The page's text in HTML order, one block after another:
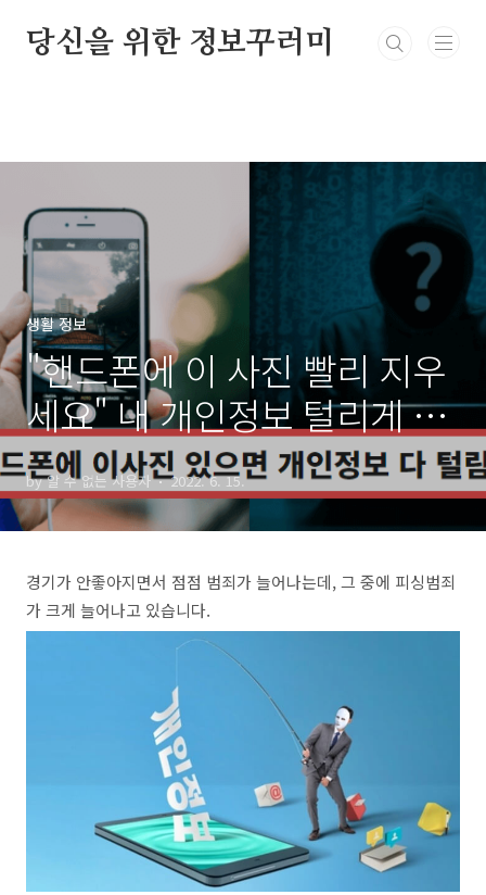
당신을 위한 정보꾸러미
생활 정보
"핸드폰에 이 사진 빨리 지우
세요" 내 개인정보 털리게 하
는 사진 3가지
by 알 수 없는 사용자 2022. 6. 15.
경기가 안좋아지면서 점점 범죄가 늘어나는데,그 중에 피싱범죄
가 크게 늘어나고 있습니다.